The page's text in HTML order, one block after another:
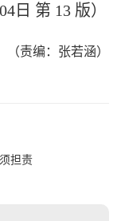
日 第 13 版）
（责编：张若涵）
担责